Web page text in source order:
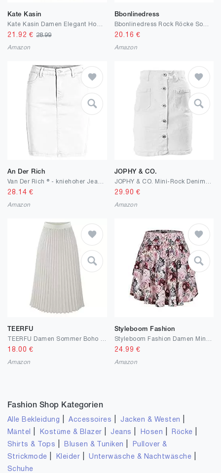
Kate Kasin
21.92 €28.99
Amazon
Bbonlinedress
20.16 €
Amazon
An Der Rich
28.14 €
Amazon
JOPHY & CO.
29.90 €
Amazon
TEERFU
18.00 €
Amazon
Styleboom Fashion
24.99 €
Amazon
Fashion Shop Kategorien
Alle Bekleidung |Accessoires Jacken & Westen
Mäntel Kostüme & Blazer Jeans Hosen Röcke
Shirts & Tops Blusen & Tuniken
Pullover &
Strickmode
Kleider |Unterwäsche & Nachtwäsche
Schuhe